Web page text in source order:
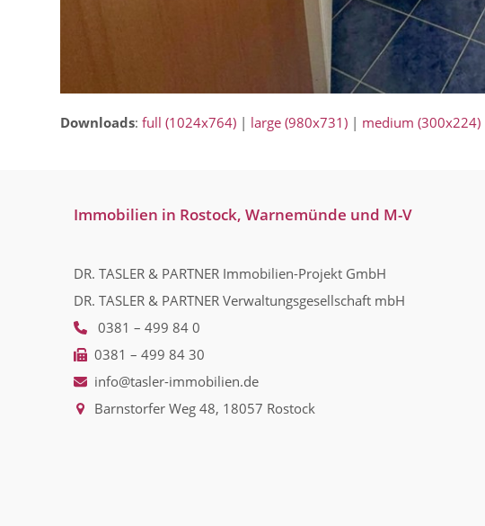
Downloads:full (1024x764) | large (980x731) | medium (300x224)
Immobilien in Rostock, Warnemünde und M-V
DR. TASLER & PARTNER Immobilien-Projekt GmbH
DR. TASLER & PARTNER Verwaltungsgesellschaft mbH
0381 – 499 84 0
0381 – 499 84 30
info@tasler-immobilien.de
Barnstorfer Weg 48, 18057 Rostock